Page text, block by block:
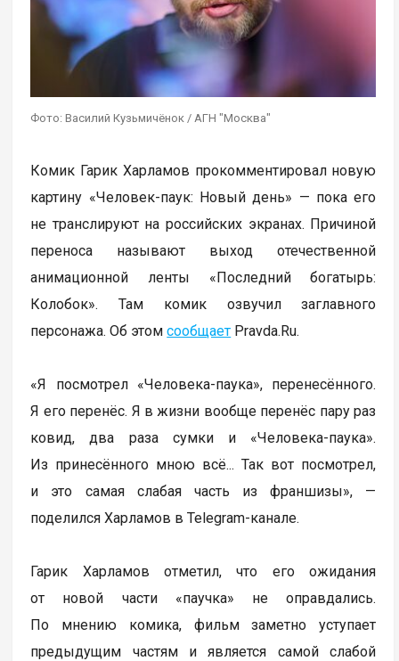
Фото: Василий Кузьмичёнок / АГН "Москва"
Комик Гарик Харламов прокомментировал новую
картину «Человек-паук: Новый день» — пока его
не транслируют на российских экранах. Причиной
переноса называют выход отечественной
анимационной ленты «Последний богатырь:
Колобок». Там комик озвучил заглавного
персонажа. Об этомсообщает Pravda.Ru.
«Я посмотрел «Человека-паука», перенесённого.
Я его перенёс. Я в жизни вообще перенёс пару раз
ковид, два раза сумки и «Человека-паука».
Из принесённого мною всё... Так вот посмотрел,
и это самая слабая часть из франшизы», —
поделился Харламов в Telegram-канале.
Гарик Харламов отметил, что его ожидания
от новой части «паучка» не оправдались.
По мнению комика, фильм заметно уступает
предыдущим частям и является самой слабой